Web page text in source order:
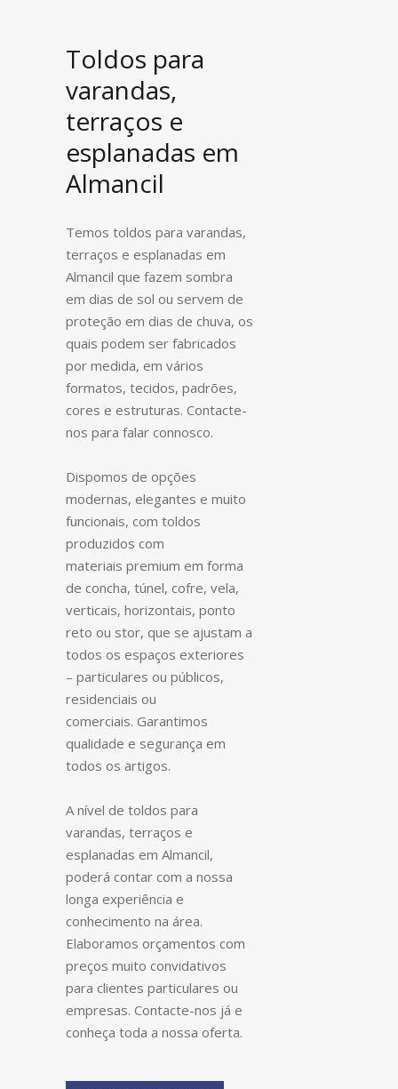
Toldos para
varandas,
terraços e
esplanadas em
Almancil
Temos toldos para varandas,
terraços e esplanadas em
Almancil que fazem sombra
em dias de sol ou servem de
proteção em dias de chuva, os
quais podem ser fabricados
por medida, em vários
formatos, tecidos, padrões,
cores e estruturas. Contacte-
nos para falar connosco.
Dispomos de opções
modernas, elegantes e muito
funcionais, com toldos
produzidos com
materiais premium em forma
de concha, túnel, cofre, vela,
verticais, horizontais, ponto
reto ou stor, que se ajustam a
todos os espaços exteriores
– particulares ou públicos,
residenciais ou
comerciais. Garantimos
qualidade e segurança em
todos os artigos.
A nível de toldos para
varandas, terraços e
esplanadas em Almancil,
poderá contar com a nossa
longa experiência e
conhecimento na área.
Elaboramos orçamentos com
preços muito convidativos
para clientes particulares ou
empresas. Contacte-nos já e
conheça toda a nossa oferta.